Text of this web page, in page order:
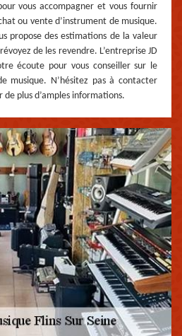
vous accompagner et vous fournir
ou vente d’instrument de musique.
propose des estimations de la valeur
de les revendre. L’entreprise JD
écoute pour vous conseiller sur le
musique. N’hésitez pas à contacter
de plus d’amples informations.